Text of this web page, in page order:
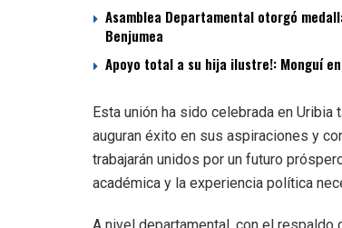
Asamblea Departamental otorgó
Benjumea
Apoyo total a su hija ilustre!: Monguí
Esta unión ha sido celebrada en
auguran éxito en sus aspiraciones y
trabajarán unidos por un futuro
académica y la experiencia política